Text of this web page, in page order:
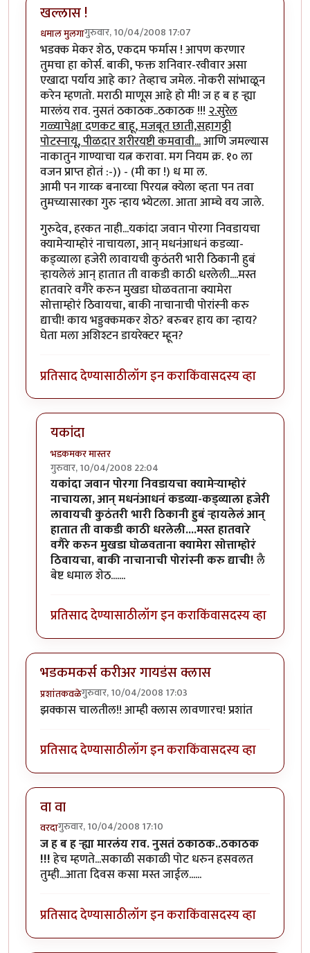
खल्लास !
धमाल मुलगागुरुवार, 10/04/2008 17:07
भडक्क मेकर शेठ, एकदम फर्मास ! आपण करणार
तुमचा हा कोर्स. बाकी, फक्त शनिवार-रवीवार असा
एखादा पर्याय आहे का? तेव्हाच जमेल. नोकरी सांभाळून
करेन म्हणतो. मराठी माणूस आहे हो मी! ज ह ब ह र्‍ह्या
मारलंय राव. नुसतं ठकाठक..ठकाठक !!!२.सुरेल
गळ्यापेक्षा दणकट बाहू, मजबूत छाती,सहागठ्ठी
पोटस्नायू, पीळदार शरीरयष्टी कमवावी...आणि जमल्यास
नाकातुन गाण्याचा यत्न करावा. मग नियम क्र. १० ला
वजन प्राप्त होतं :-)) - (मी का !) ध मा ल.
आमी पन गाय्क बनाय्चा पिरयत्न क्येला व्हता पन तवा
तुमच्यासारका गुरु न्हाय भ्येटला. आता आम्चे वय जाले.
गुरुदेव, हरकत नाही...यकांदा जवान पोरगा निवडायचा
क्यामेर्‍याम्होरं नाचायला, आन् मधनंआधनं कडव्या-
कड्व्याला हजेरी लावायची कुठंतरी भारी ठिकानी हुबं
र्‍हायलेलं आन् हातात ती वाकडी काठी धरलेली....मस्त
हातवारे वगैरे करुन मुखडा घोळवताना क्यामेरा
सोत्ताम्होरं ठिवायचा, बाकी नाचानाची पोरांस्नी करु
द्याची! काय भड्डक्कमकर शेठ? बरुबर हाय का न्हाय?
घेता मला अशिश्टन डायरेक्टर म्हून?
प्रतिसाद देण्यासाठीलॉग इन कराकिंवासदस्य व्हा
यकांदा
भडकमकर मास्तर
गुरुवार, 10/04/2008 22:04
In reply toखल्लास !byधमाल मुलगा
यकांदा जवान पोरगा निवडायचा क्यामेर्‍याम्होरं
नाचायला, आन् मधनंआधनं कडव्या-कड्व्याला हजेरी
लावायची कुठंतरी भारी ठिकानी हुबं र्‍हायलेलं आन्
हातात ती वाकडी काठी धरलेली....मस्त हातवारे
वगैरे करुन मुखडा घोळवताना क्यामेरा सोत्ताम्होरं
ठिवायचा, बाकी नाचानाची पोरांस्नी करु द्याची!लै
बेष्ट धमाल शेठ.......
प्रतिसाद देण्यासाठीलॉग इन कराकिंवासदस्य व्हा
भडकमकर्स करीअर गायडंस क्लास
प्रशांतकवळेगुरुवार, 10/04/2008 17:03
झक्कास चालतील!! आम्ही क्लास लावणारच! प्रशांत
प्रतिसाद देण्यासाठीलॉग इन कराकिंवासदस्य व्हा
वा वा
वरदागुरुवार, 10/04/2008 17:10
ज ह ब ह र्‍ह्या मारलंय राव. नुसतं ठकाठक..ठकाठक
!!!हेच म्हणते...सकाळी सकाळी पोट धरुन हसवलत
तुम्ही...आता दिवस कसा मस्त जाईल......
प्रतिसाद देण्यासाठीलॉग इन कराकिंवासदस्य व्हा